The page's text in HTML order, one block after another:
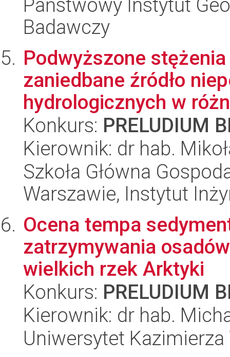
Państwowy Instytut
Badawczy
Podwyższone
zaniedbane źródło
hydrologicznych w
Konkurs: PRELUDIUM
Kierownik: dr hab.
Szkoła Główna
Warszawie, Instytut
Ocena tempa
zatrzymywania
wielkich rzek Arktyki
Konkurs: PRELUDIUM
Kierownik: dr hab.
Uniwersytet